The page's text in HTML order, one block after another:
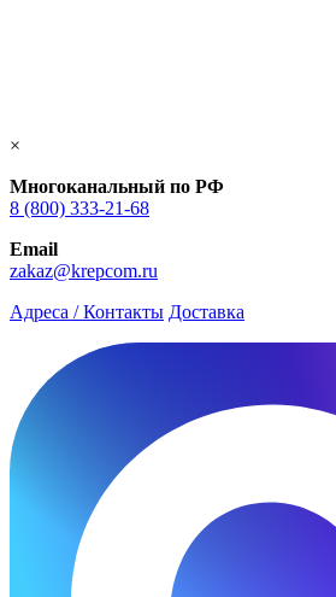
×
Многоканальный по РФ
8 (800) 333‑21-68
Email
zakaz@krepcom.ru
Адреса / Контакты Доставка